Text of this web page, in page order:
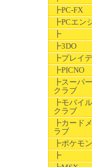
┣PC-FX
┣PCエン
┣
┣3DO
┣プレイ
┣PICNO
┣スーパ
クラブ
┣モバイ
クラブ
┣カード
ラブ
┣ポケモ
┣